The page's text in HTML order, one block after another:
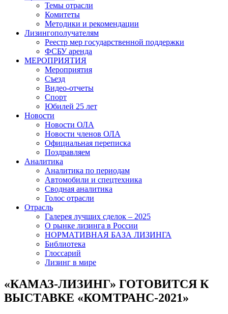
Темы отрасли
Комитеты
Методики и рекомендации
Лизингополучателям
Реестр мер государственной поддержки
ФСБУ аренда
МЕРОПРИЯТИЯ
Мероприятия
Съезд
Видео-отчеты
Спорт
Юбилей 25 лет
Новости
Новости ОЛА
Новости членов ОЛА
Официальная переписка
Поздравляем
Аналитика
Аналитика по периодам
Автомобили и спецтехника
Сводная аналитика
Голос отрасли
Отрасль
Галерея лучших сделок – 2025
О рынке лизинга в России
НОРМАТИВНАЯ БАЗА ЛИЗИНГА
Библиотека
Глоссарий
Лизинг в мире
«КАМАЗ-ЛИЗИНГ» ГОТОВИТСЯ К
ВЫСТАВКЕ «КОМТРАНС-2021»